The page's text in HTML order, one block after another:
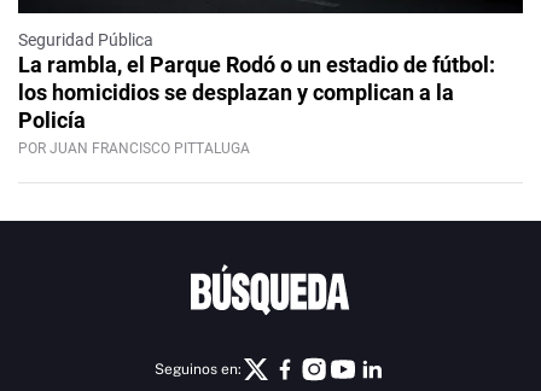
Seguridad Pública
La rambla, el Parque Rodó o un estadio de fútbol:
los homicidios se desplazan y complican a la
Policía
POR JUAN FRANCISCO PITTALUGA
Seguinos en: